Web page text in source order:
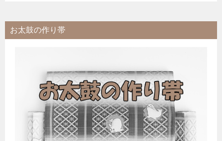
お太鼓の作り帯